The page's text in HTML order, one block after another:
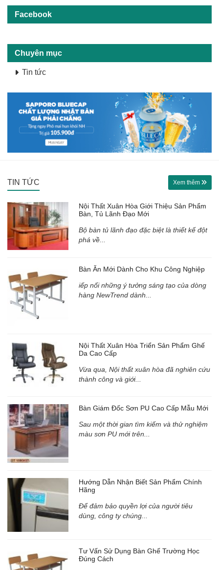
Facebook
Chuyên mục
Tin tức
TIN TỨC Xem thêm
Nội Thất Xuân Hòa Giới Thiệu Sản Phẩm
Bàn, Tủ Lãnh Đạo Mới
Bộ bàn tủ lãnh đạo đặc biệt là thiết kế đột
phá về...
Bàn Ăn Mới Dành Cho Khu Công Nghiệp
iếp nối những ý tưởng sáng tạo của dòng
hàng NewTrend dành...
Nội Thất Xuân Hòa Triển Sản Phẩm Ghế
Da Cao Cấp
Vừa qua, Nội thất xuân hòa đã nghiên cứu
thành công và giới...
Bàn Giám Đốc Sơn PU Cao Cấp Mẫu Mới
Sau một thời gian tìm kiếm và thử nghiệm
màu sơn PU mới trên...
Hướng Dẫn Nhận Biết Sản Phẩm Chính
Hãng
Để đảm bảo quyền lợi của người tiêu
dùng, công ty chúng...
Tư Vấn Sử Dụng Bàn Ghế Trường Học
Đúng Cách